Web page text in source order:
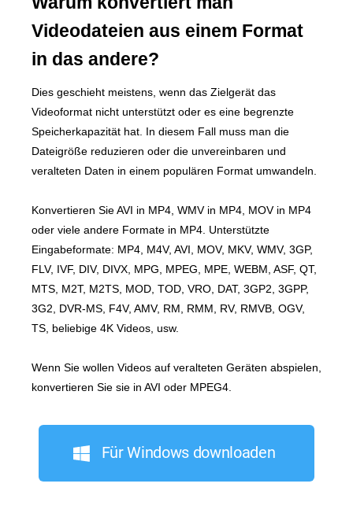
Videodateien aus einem Format
in das andere?
Dies geschieht meistens, wenn das Zielgerät das
Videoformat nicht unterstützt oder es eine begrenzte
Speicherkapazität hat. In diesem Fall muss man die
Dateigröße reduzieren oder die unvereinbaren und
veralteten Daten in einem populären Format umwandeln.
Konvertieren Sie AVI in MP4, WMV in MP4, MOV in MP4
oder viele andere Formate in MP4. Unterstützte
Eingabeformate: MP4, M4V, AVI, MOV, MKV, WMV, 3GP,
FLV, IVF, DIV, DIVX, MPG, MPEG, MPE, WEBM, ASF, QT,
MTS, M2T, M2TS, MOD, TOD, VRO, DAT, 3GP2, 3GPP,
3G2, DVR-MS, F4V, AMV, RM, RMM, RV, RMVB, OGV,
TS, beliebige 4K Videos, usw.
Wenn Sie wollen Videos auf veralteten Geräten abspielen,
konvertieren Sie sie in AVI oder MPEG4.
Für Windows downloaden